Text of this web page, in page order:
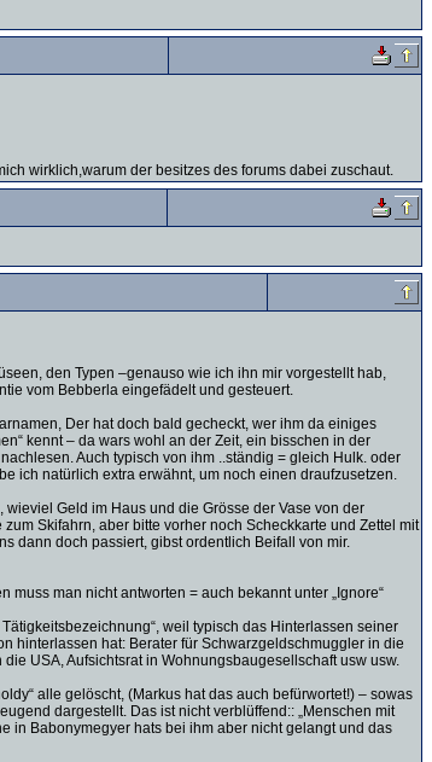
wirklich,warum der besitzes des forums dabei zuschaut.
den Typen –genauso wie ich ihn mir vorgestellt hab,
vom Bebberla eingefädelt und gesteuert.
Der hat doch bald gecheckt, wer ihm da einiges
kennt – da wars wohl an der Zeit, ein bisschen in der
Auch typisch von ihm ..ständig = gleich Hulk. oder
ich natürlich extra erwähnt, um noch einen draufzusetzen.
Geld im Haus und die Grösse der Vase von der
Skifahrn, aber bitte vorher noch Scheckkarte und Zettel mit
dann doch passiert, gibst ordentlich Beifall von mir.
man nicht antworten = auch bekannt unter „Ignore“
weil typisch das Hinterlassen seiner
hinterlassen hat: Berater für Schwarzgeldschmuggler in die
USA, Aufsichtsrat in Wohnungsbaugesellschaft usw usw.
alle gelöscht, (Markus hat das auch befürwortet!) – sowas
dargestellt. Das ist nicht verblüffend:: „Menschen mit
in Babonymegyer hats bei ihm aber nicht gelangt und das